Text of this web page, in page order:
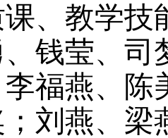
、 教学技
钱莹、司
福燕、陈
刘燕、梁